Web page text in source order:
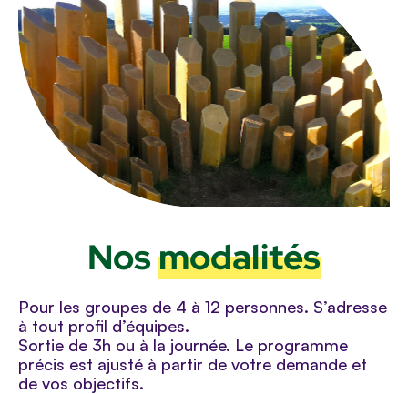
Nosmodalités
Pour les groupes de 4 à 12 personnes. S’adresse
à tout profil d’équipes.
Sortie de 3h ou à la journée. Le programme
précis est ajusté à partir de votre demande et
de vos objectifs.